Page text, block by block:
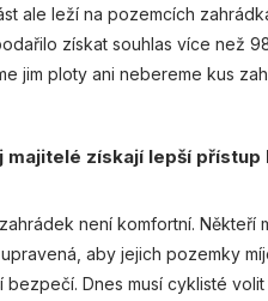
ale leží na pozemcích
získat souhlas více než
jim ploty ani nebereme kus
získají lepší přístup
není komfortní. Někteří
aby jejich pozemky
Dnes musí cyklisté volit